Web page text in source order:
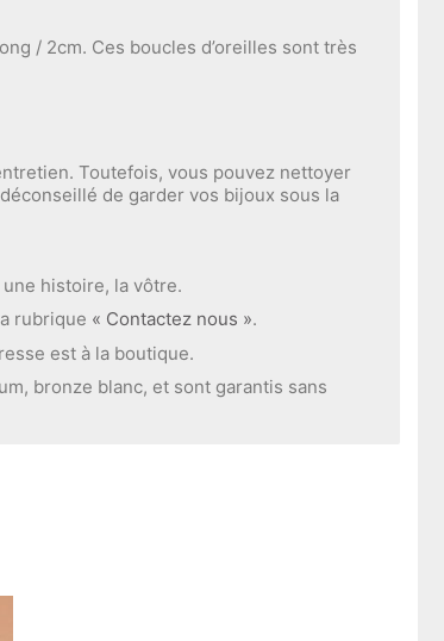
/ 2cm. Ces boucles d’oreilles sont très
Toutefois, vous pouvez nettoyer
de garder vos bijoux sous la
histoire, la vôtre.
rubrique « Contactez nous ».
est à la boutique.
bronze blanc, et sont garantis sans